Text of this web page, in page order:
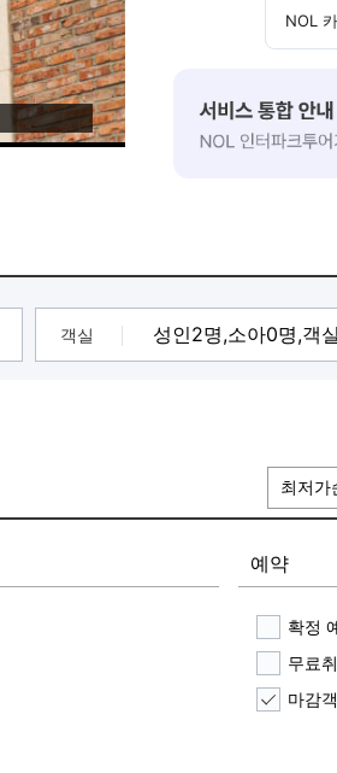
NOL
객실
최저가
예약
확정
무료
마감